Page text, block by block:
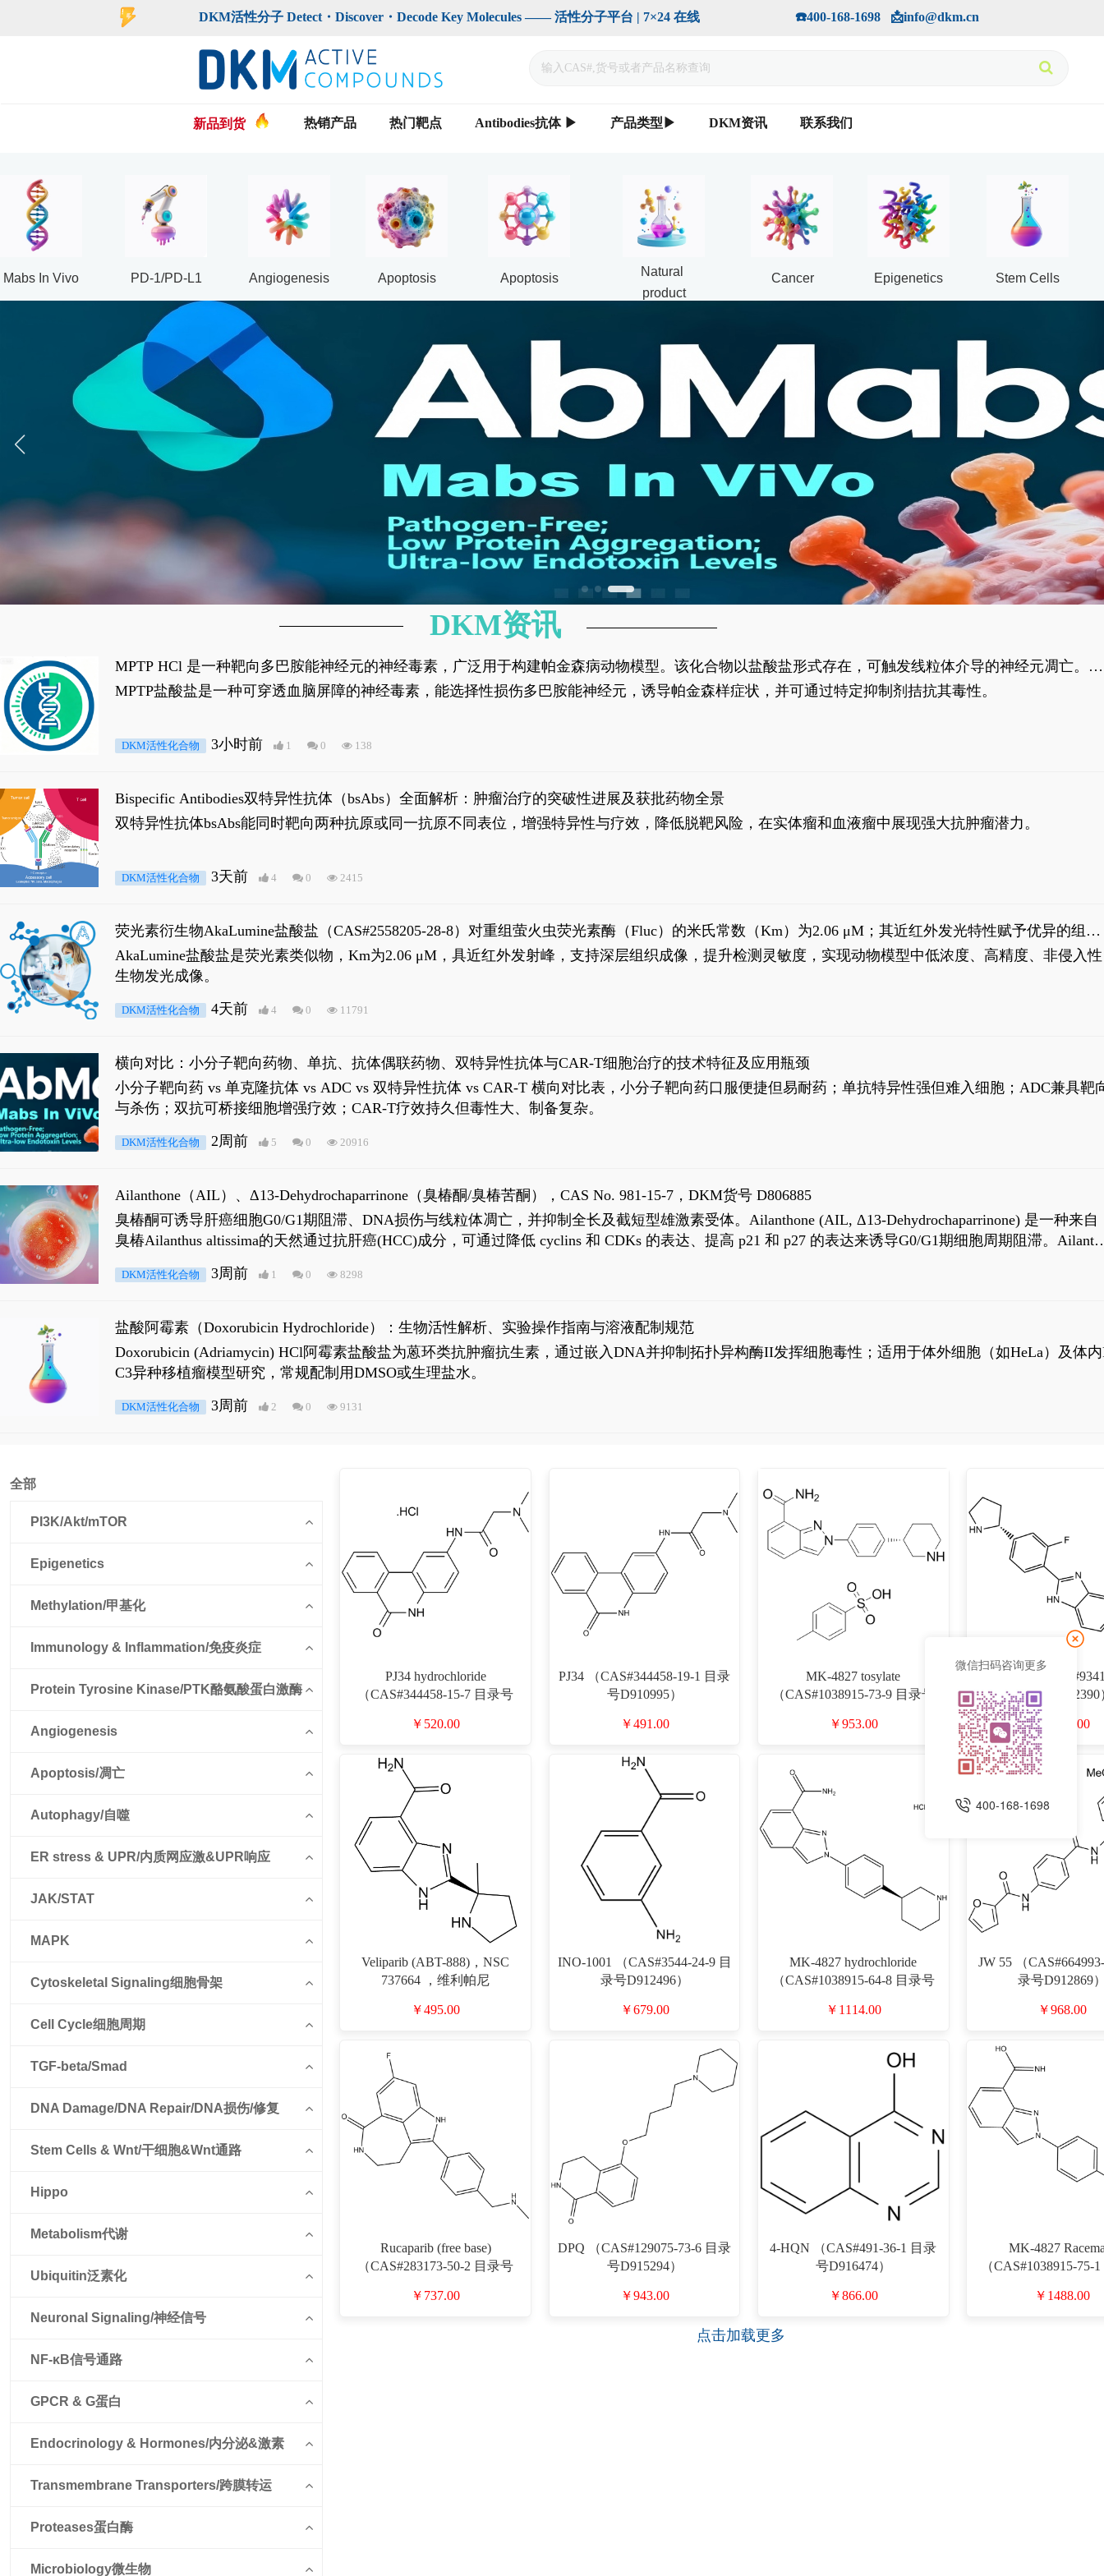
手机版
DKM活性分子 Detect・Discover・Decode Key Molecules —— 活性分子平台 | 7×24 在线                             ☎️400-168-1698   📩info@dkm.cn
新品到货 热销产品 热门靶点 Antibodies抗体 ▶ 产品类型▶ DKM资讯 联系我们
Mabs In Vivo PD-1/PD-L1 Angiogenesis Apoptosis Apoptosis
Natural
product
Cancer Epigenetics Stem Cells
MPTP HCl 是一种靶向多巴胺能神经元的神经毒素，广泛用于构建帕金森病动物模型。该化合物以盐酸盐形式存在，可触发线粒体介导的神经元凋亡。其
经典应用即为选择性损毁中脑黑质致密部多巴胺能神经元，从而可靠模拟帕金森病的核心病理与行为表型。
MPTP盐酸盐是一种可穿透血脑屏障的神经毒素，能选择性损伤多巴胺能神经元，诱导帕金森样症状，并可通过特定抑制剂拮抗其毒性。
DKM活性化合物 3小时前 1 0 138
Bispecific Antibodies双特异性抗体（bsAbs）全面解析：肿瘤治疗的突破性进展及获批药物全景
双特异性抗体bsAbs能同时靶向两种抗原或同一抗原不同表位，增强特异性与疗效，降低脱靶风险，在实体瘤和血液瘤中展现强大抗肿瘤潜力。
DKM活性化合物 3天前 4 0 2415
荧光素衍生物AkaLumine盐酸盐（CAS#2558205-28-8）对重组萤火虫荧光素酶（Fluc）的米氏常数（Km）为2.06 μM；其近红外发光特性赋予优异的组织
穿透能力，大幅增强成像信噪比，从而实现活体动物模型中极低给药剂量下的高灵敏度、非侵入式生物发光动态追踪。
AkaLumine盐酸盐是荧光素类似物，Km为2.06 μM，具近红外发射峰，支持深层组织成像，提升检测灵敏度，实现动物模型中低浓度、高精度、非侵入性
生物发光成像。
DKM活性化合物 4天前 4 0 11791
横向对比：小分子靶向药物、单抗、抗体偶联药物、双特异性抗体与CAR-T细胞治疗的技术特征及应用瓶颈
小分子靶向药 vs 单克隆抗体 vs ADC vs 双特异性抗体 vs CAR-T 横向对比表，小分子靶向药口服便捷但易耐药；单抗特异性强但难入细胞；ADC兼具靶
与杀伤；双抗可桥接细胞增强疗效；CAR-T疗效持久但毒性大、制备复杂。
DKM活性化合物 2周前 5 0 20916
Ailanthone（AIL）、Δ13-Dehydrochaparrinone（臭椿酮/臭椿苦酮），CAS No. 981-15-7，DKM货号 D806885
臭椿酮可诱导肝癌细胞G0/G1期阻滞、DNA损伤与线粒体凋亡，并抑制全长及截短型雄激素受体。Ailanthone (AIL, Δ13-Dehydrochaparrinone) 是一种来自
臭椿Ailanthus altissima的天然通过抗肝癌(HCC)成分，可通过降低 cyclins 和 CDKs 的表达、提高 p21 和 p27 的表达来诱导G0/G1期细胞周期阻滞。
是全长 Androgen Receptor (AR-FL)和组成型活性截断AR剪接变体(AR-Vs, AR1-651)的抑制剂，对应的IC50值分别为69 nM和309 nM。
DKM活性化合物 3周前 1 0 8298
盐酸阿霉素（Doxorubicin Hydrochloride）：生物活性解析、实验操作指南与溶液配制规范
Doxorubicin (Adriamycin) HCl阿霉素盐酸盐为蒽环类抗肿瘤抗生素，通过嵌入DNA并抑制拓扑异构酶II发挥细胞毒性；适用于体外细胞（如HeLa）及体内
C3异种移植瘤模型研究，常规配制用DMSO或生理盐水。
DKM活性化合物 3周前 2 0 9131
DKM资讯
全部
PI3K/Akt/mTOR
Epigenetics
Methylation/甲基化
Immunology & Inflammation/免疫炎症
Protein Tyrosine Kinase/PTK酪氨酸蛋白激酶
Angiogenesis
Apoptosis/凋亡
Autophagy/自噬
ER stress & UPR/内质网应激&UPR响应
JAK/STAT
MAPK
Cytoskeletal Signaling细胞骨架
Cell Cycle细胞周期
TGF-beta/Smad
DNA Damage/DNA Repair/DNA损伤/修复
Stem Cells & Wnt/干细胞&Wnt通路
Hippo
Metabolism代谢
Ubiquitin泛素化
Neuronal Signaling/神经信号
NF-κB信号通路
GPCR & G蛋白
Endocrinology & Hormones/内分泌&激素
Transmembrane Transporters/跨膜转运
Proteases蛋白酶
Microbiology微生物
PJ34 hydrochloride
（CAS#344458-15-7 目录号
￥520.00
PJ34 （CAS#344458-19-1 目录
号D910995）
￥491.00
MK-4827 tosylate
（CAS#1038915-73-9 目录号
￥953.00
A-966492 （
目录号D912390
￥1040.00
Veliparib (ABT-888)，NSC
737664 ，维利帕尼
D801004）
￥495.00
INO-1001 （CAS#3544-24-9 目
录号D912496）
￥679.00
MK-4827 hydrochloride
（CAS#1038915-64-8 目录号
￥1114.00
JW 55 （
录号D912869
￥968.00
Rucaparib (free base)
（CAS#283173-50-2 目录号
￥737.00
DPQ （CAS#129075-73-6 目录
号D915294）
￥943.00
4-HQN （CAS#491-36-1 目录
号D916474）
￥866.00
MK-4827
（CAS#1038915-75-
￥1488.00
点击加载更多
微信扫码咨询更多
400-168-1698